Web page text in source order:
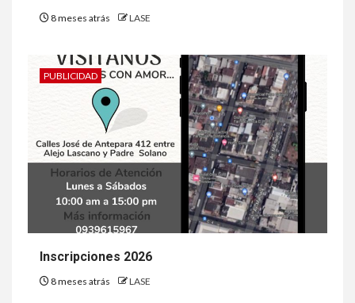
8 meses atrás LASE
PUBLICIDAD
Inscripciones 2026
8 meses atrás LASE